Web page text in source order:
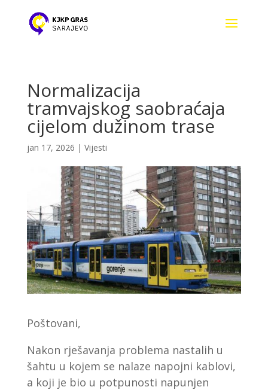
Normalizacija
tramvajskog saobraćaja
cijelom dužinom trase
jan 17, 2026 | Vijesti
Poštovani,
Nakon rješavanja problema nastalih u
šahtu u kojem se nalaze napojni kablovi,
a koji je bio u potpunosti napunjen